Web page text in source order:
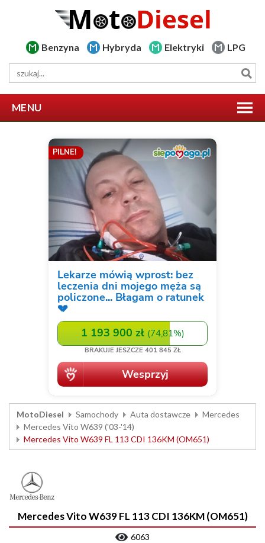
Benzyna Hybryda Elektryki LPG
MENU
MotoDiesel Samochody Auta dostawcze
Mercedes
Mercedes Vito W639 ('03-'14)
Mercedes Vito W639 FL 113 CDI 136KM (OM651)
Mercedes Vito W639 FL 113 CDI 136KM (OM651)
6063